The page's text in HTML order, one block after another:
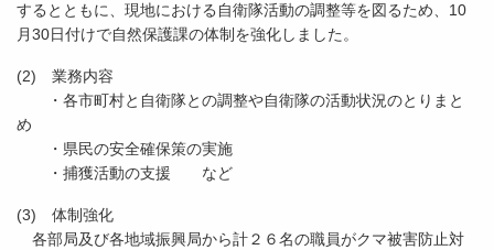
するとともに、現地における自衛隊活動の調整等を図るため、10
月30日付けで自然保護課の体制を強化しました。
(2) 業務内容
・各市町村と自衛隊との調整や自衛隊の活動状況のとりまと
め
・県民の安全確保策の実施
・捕獲活動の支援 など
(3) 体制強化
各部局及び各地域振興局から計２６名の職員がクマ被害防止対